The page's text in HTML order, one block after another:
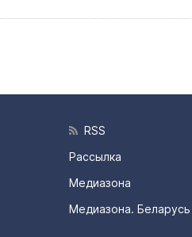
RSS
Рассылка
Медиазона
Медиазона. Беларусь